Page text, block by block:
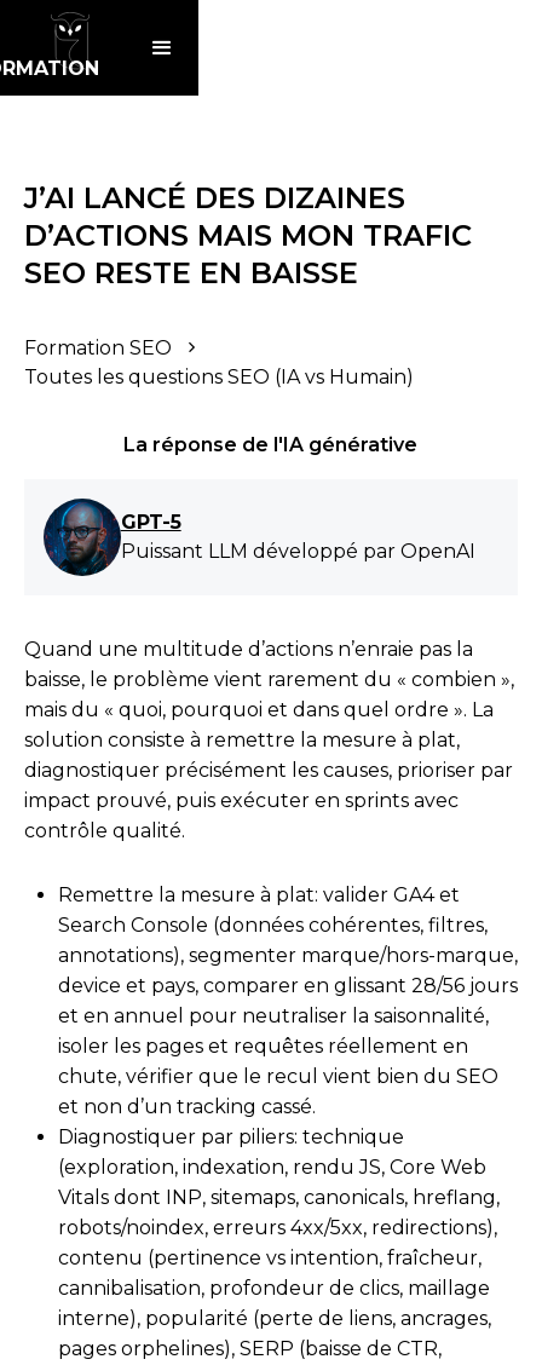
J’AI LANCÉ DES DIZAINES
D’ACTIONS MAIS MON TRAFIC
SEO RESTE EN BAISSE
Formation SEO
Toutes les questions SEO (IA vs Humain)
La réponse de l'IA générative
GPT-5
Puissant LLM développé par OpenAI
Quand une multitude d’actions n’enraie pas la
baisse, le problème vient rarement du « combien »,
mais du « quoi, pourquoi et dans quel ordre ». La
solution consiste à remettre la mesure à plat,
diagnostiquer précisément les causes, prioriser par
impact prouvé, puis exécuter en sprints avec
contrôle qualité.
Remettre la mesure à plat: valider GA4 et
Search Console (données cohérentes, filtres,
annotations), segmenter marque/hors-marque,
device et pays, comparer en glissant 28/56 jours
et en annuel pour neutraliser la saisonnalité,
isoler les pages et requêtes réellement en
chute, vérifier que le recul vient bien du SEO
et non d’un tracking cassé.
Diagnostiquer par piliers: technique
(exploration, indexation, rendu JS, Core Web
Vitals dont INP, sitemaps, canonicals, hreflang,
robots/noindex, erreurs 4xx/5xx, redirections),
contenu (pertinence vs intention, fraîcheur,
cannibalisation, profondeur de clics, maillage
interne), popularité (perte de liens, ancrages,
pages orphelines), SERP (baisse de CTR,